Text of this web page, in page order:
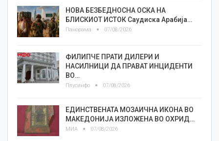
НОВА БЕЗБЕДНОСНА ОСКА НА
БЛИСКИОТ ИСТОК Саудиска Арабија…
Панорама 07/08/2026
ФИЛИПЧЕ ПРАТИ ДИЛЕРИ И
НАСИЛНИЦИ ДА ПРАВАТ ИНЦИДЕНТИ
ВО…
Плусинфо 07/08/2026
ЕДИНСТВЕНАТА МОЗАИЧНА ИКОНА ВО
МАКЕДОНИЈА ИЗЛОЖЕНА ВО ОХРИД…
МИА 07/08/2026